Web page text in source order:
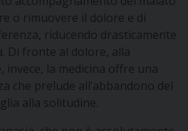
o rimuovere il dolore e di
riducendo drasticamente
Di fronte al dolore, alla
invece, la medicina offre una
che prelude all’abbandono del
alla solitudine.